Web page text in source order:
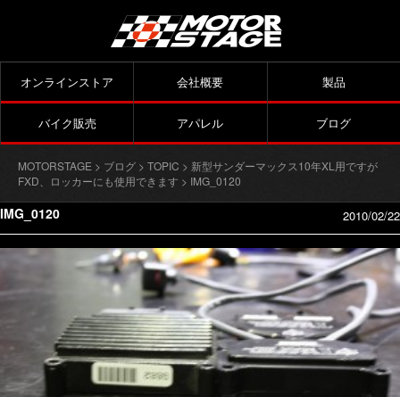
オンラインストア 会社概要 製品
バイク販売 アパレル ブログ
MOTORSTAGE > ブログ > TOPIC > 新型サンダーマックス10年XL用ですが
FXD、ロッカーにも使用できます > IMG_0120
IMG_0120 2010/02/22